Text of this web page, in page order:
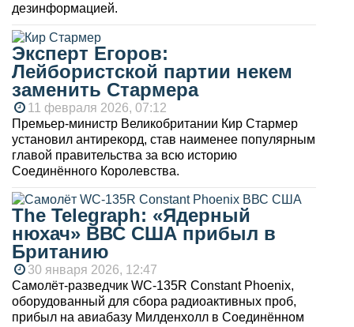
дезинформацией.
Эксперт Егоров:
Лейбористской партии некем
заменить Стармера
11 февраля 2026, 07:12
Премьер-министр Великобритании Кир Стармер
установил антирекорд, став наименее популярным
главой правительства за всю историю
Соединённого Королевства.
The Telegraph: «Ядерный
нюхач» ВВС США прибыл в
Британию
30 января 2026, 12:47
Самолёт-разведчик WC-135R Constant Phoenix,
оборудованный для сбора радиоактивных проб,
прибыл на авиабазу Милденхолл в Соединённом